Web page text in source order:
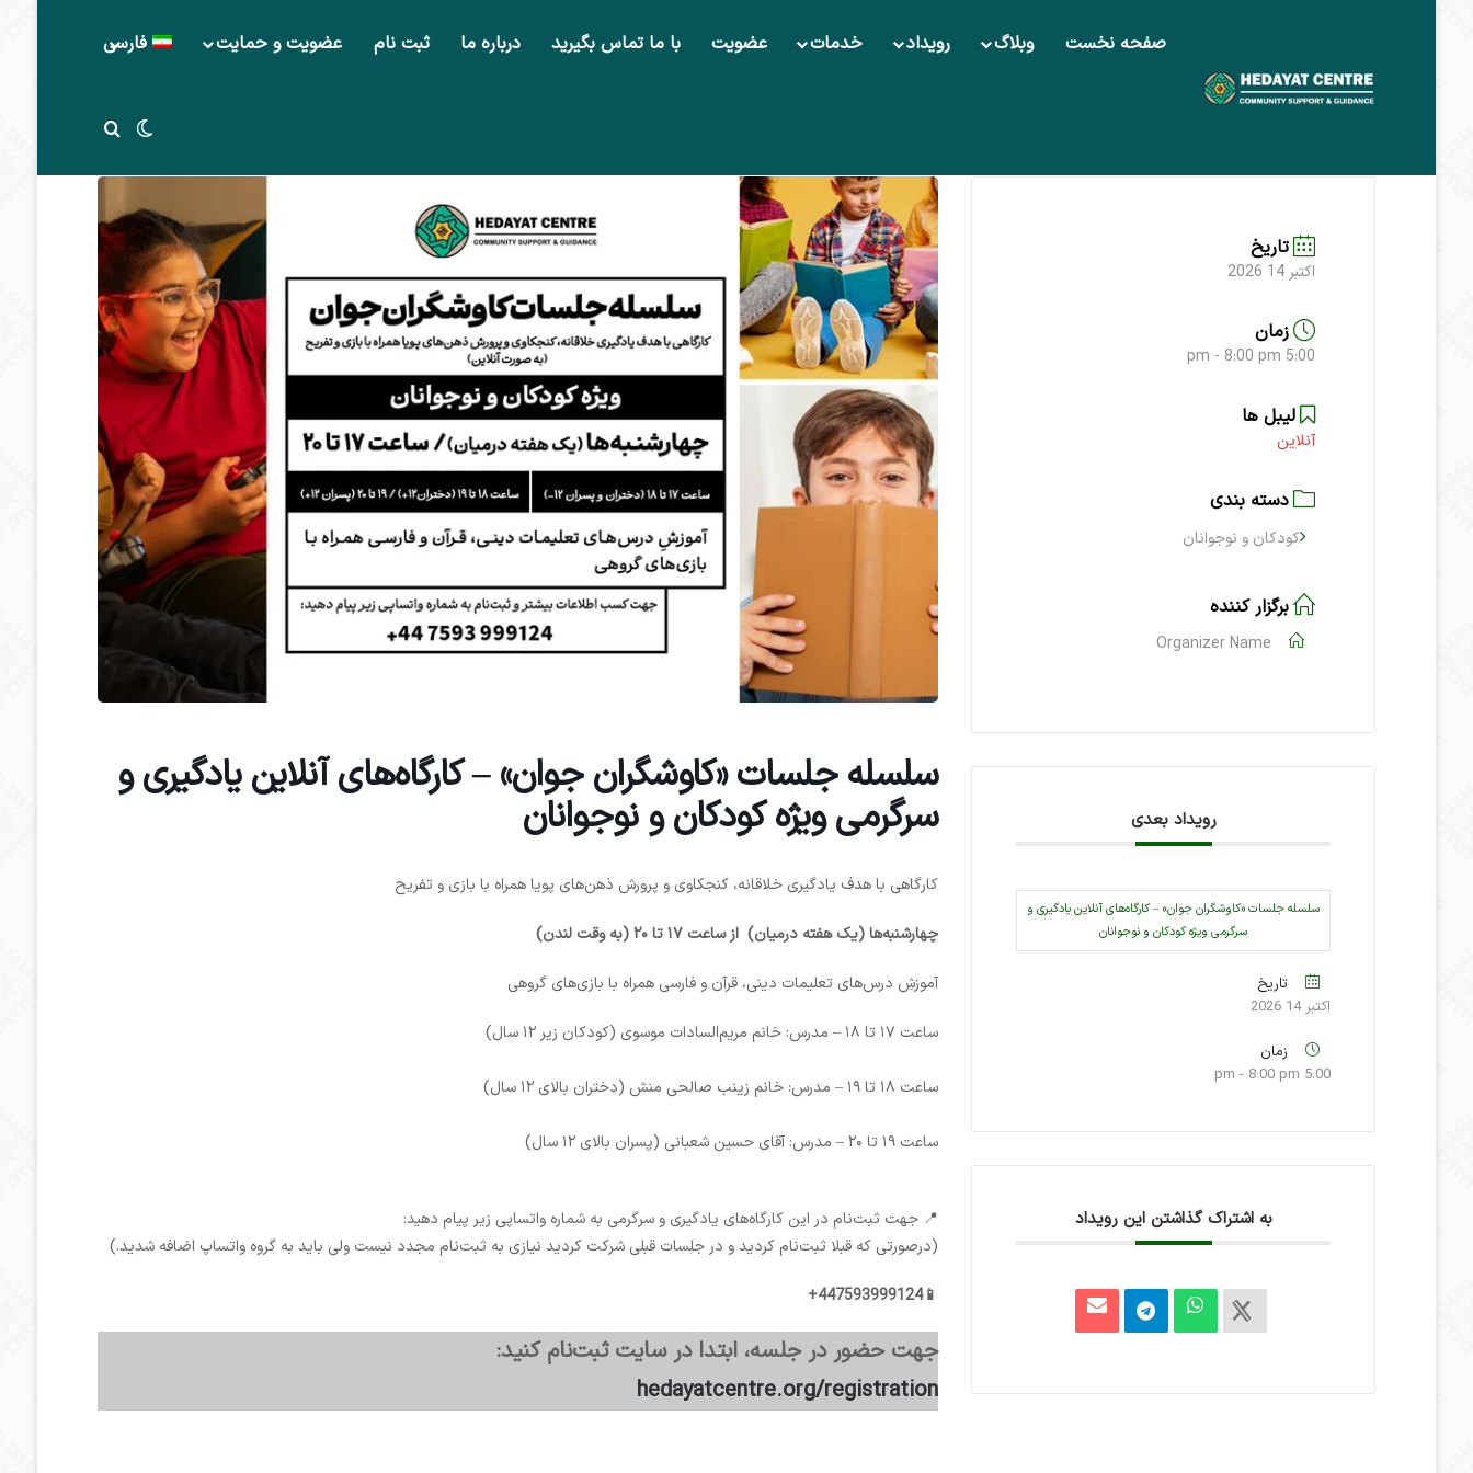
صفحه نخست وبلاگ رویداد خدمات عضویت با ما تماس بگیرید درباره ما ثبت نام عضویت و حمایت فارسی
تغییر پوسته
جستجو برای
سلسله جلسات «کاوشگران جوان» – کارگاه‌های آنلاین یادگیری و
سرگرمی ویژه کودکان و نوجوانان
کارگاهی با هدف یادگیری خلاقانه، کنجکاوی و پرورش ذهن‌های پویا همراه با بازی و تفریح
چهارشنبه‌‌ها (یک هفته درمیان) از ساعت ۱۷ تا ۲۰ (به وقت لندن)
آموزشِ درس‌های تعلیمات دینی، قرآن و فارسی همراه با بازی‌های گروهی
ساعت ۱۷ تا ۱۸ – مدرس: خانم مریم‌السادات موسوی (کودکان زیر ۱۲ سال)
ساعت ۱۸ تا ۱۹ – مدرس: خانم زینب صالحی منش (دختران بالای ۱۲ سال)
ساعت ۱۹ تا ۲۰ – مدرس: آقای حسین شعبانی (پسران بالای ۱۲ سال)
📍 جهت ثبت‌نام در این کارگاه‌های یادگیری و سرگرمی به شماره واتساپی زیر پیام دهید:
(درصورتی که قبلا ثبت‌نام کردید و در جلسات قبلی شرکت کردید نیازی به ثبت‌نام مجدد نیست ولی باید به گروه واتساپ اضافه شدید.)
📱447593999124+
جهت حضور در جلسه، ابتدا در سایت ثبت‌نام کنید:
hedayatcentre.org/registration
تاریخ
اکتبر 14 2026
زمان
5:00 pm - 8:00 pm
لیبل ‌ها
آنلاین
دسته بندی
کودکان و نوجوانان
برگزار کننده
Organizer Name
رویداد بعدی
سلسله جلسات «کاوشگران جوان» – کارگاه‌های آنلاین یادگیری و
سرگرمی ویژه کودکان و نوجوانان
تاریخ
اکتبر 14 2026
زمان
5:00 pm - 8:00 pm
به اشتراک گذاشتن این رویداد